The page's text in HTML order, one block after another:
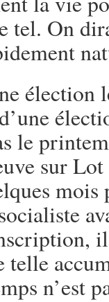
tel. On
élection
le
sur
telle
n’est